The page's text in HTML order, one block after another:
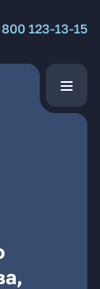
123-13-15